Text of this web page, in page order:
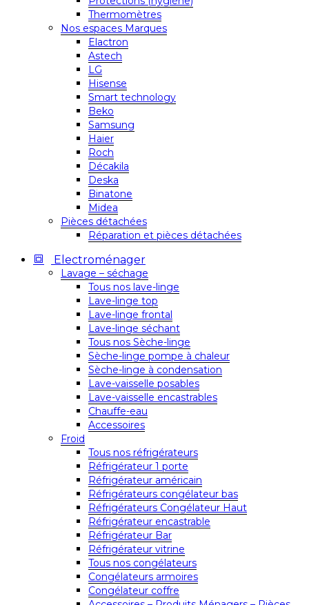
Thermomètres
Nos espaces Marques
Elactron
Astech
LG
Hisense
Smart technology
Beko
Samsung
Haier
Roch
Décakila
Deska
Binatone
Midea
Pièces détachées
Réparation et pièces détachées
Electroménager
Lavage – séchage
Tous nos lave-linge
Lave-linge top
Lave-linge frontal
Lave-linge séchant
Tous nos Sèche-linge
Sèche-linge pompe à chaleur
Sèche-linge à condensation
Lave-vaisselle posables
Lave-vaisselle encastrables
Chauffe-eau
Accessoires
Froid
Tous nos réfrigérateurs
Réfrigérateur 1 porte
Réfrigérateur américain
Réfrigérateurs congélateur bas
Réfrigérateurs Congélateur Haut
Réfrigérateur encastrable
Réfrigérateur Bar
Réfrigérateur vitrine
Tous nos congélateurs
Congélateurs armoires
Congélateur coffre